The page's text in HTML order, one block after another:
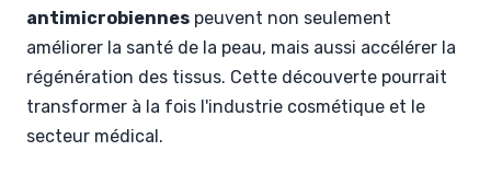
antimicrobiennes peuvent non seulement
améliorer la santé de la peau, mais aussi accélérer la
régénération des tissus. Cette découverte pourrait
transformer à la fois l'industrie cosmétique et le
secteur médical.